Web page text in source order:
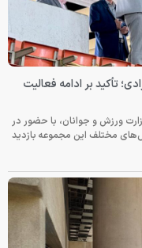
تأکید بر ادامه فعالیت
ورزش و جوانان، با حضور در
مختلف این مجموعه بازدید